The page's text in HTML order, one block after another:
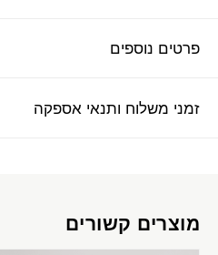
פרטים נוספים
זמני משלוח ותנאי אספקה
מוצרים קשורים